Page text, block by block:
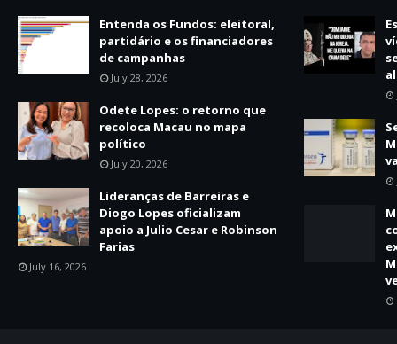
Entenda os Fundos: eleitoral,
partidário e os financiadores
de campanhas
July 28, 2026
Odete Lopes: o retorno que
recoloca Macau no mapa
político
July 20, 2026
Lideranças de Barreiras e
Diogo Lopes oficializam
apoio a Julio Cesar e Robinson
Farias
July 16, 2026